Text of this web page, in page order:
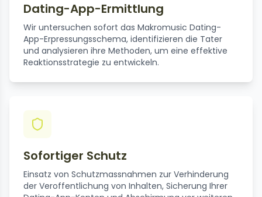
Dating-App-Ermittlung
Wir untersuchen sofort das Makromusic Dating-
App-Erpressungsschema, identifizieren die Tater
und analysieren ihre Methoden, um eine effektive
Reaktionsstrategie zu entwickeln.
Sofortiger Schutz
Einsatz von Schutzmassnahmen zur Verhinderung
der Veroffentlichung von Inhalten, Sicherung Ihrer